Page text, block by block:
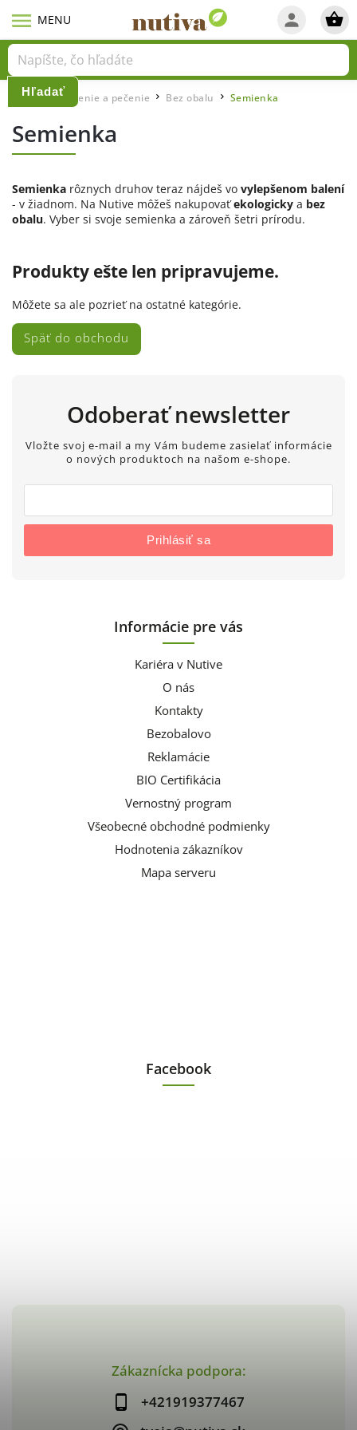
Hľadať
Domov / Varenie a pečenie / Bez obalu Semienka
Semienka
Semienka rôznych druhov teraz nájdeš vo vylepšenom balení
- v žiadnom. Na Nutive môžeš nakupovaťekologicky a bez
obalu. Vyber si svoje semienka a zároveň šetri prírodu.
Produkty ešte len pripravujeme.
Môžete sa ale pozrieť na ostatné kategórie.
Späť do obchodu
Zákaznícka podpora:
+421919377467
Odoberať newsletter
Vložte svoj e-mail a my Vám budeme zasielať informácie
o nových produktoch na našom e-shope.
Prihlásiť sa
Informácie pre vás
Kariéra v Nutive
O nás
Kontakty
Bezobalovo
Reklamácie
BIO Certifikácia
Vernostný program
Všeobecné obchodné podmienky
Hodnotenia zákazníkov
Mapa serveru
Facebook